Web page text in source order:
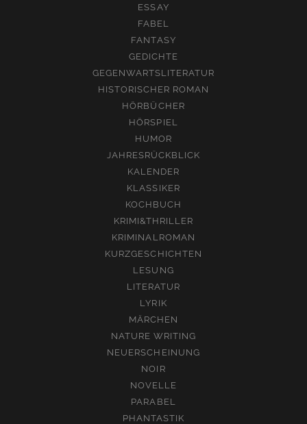
ESSAY
FABEL
FANTASY
GEDICHTE
GEGENWARTSLITERATUR
HISTORISCHER ROMAN
HÖRBÜCHER
HÖRSPIEL
HUMOR
JAHRESRÜCKBLICK
KALENDER
KLASSIKER
KOCHBUCH
KRIMI&THRILLER
KRIMINALROMAN
KURZGESCHICHTEN
LESUNG
LITERATUR
LYRIK
MÄRCHEN
NATURE WRITING
NEUERSCHEINUNG
NOIR
NOVELLE
PARABEL
PHANTASTIK